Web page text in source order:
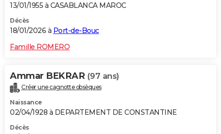
13/01/1955 à CASABLANCA MAROC
Décès
18/01/2026 à Port-de-Bouc
Famille ROMERO
Ammar BEKRAR (97 ans)
Créer une cagnotte obsèques
Naissance
02/04/1928 à DEPARTEMENT DE CONSTANTINE
Décès